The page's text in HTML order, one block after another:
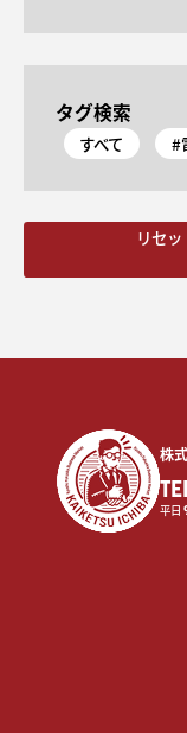
タグ検索
すべて #
リセッ
株
平日